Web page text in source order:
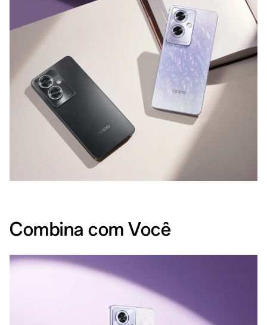
Combina com Você